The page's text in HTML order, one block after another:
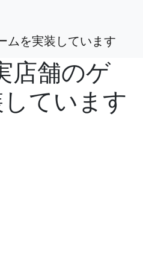
ムを実装しています
店舗のゲ
ています